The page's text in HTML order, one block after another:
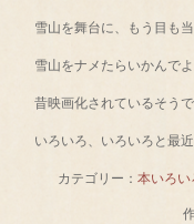
雪山を舞台に、もう目も
雪山をナメたらいかんで
昔映画化されているそう
いろいろ、いろいろと最
カテゴリー： 本いろい